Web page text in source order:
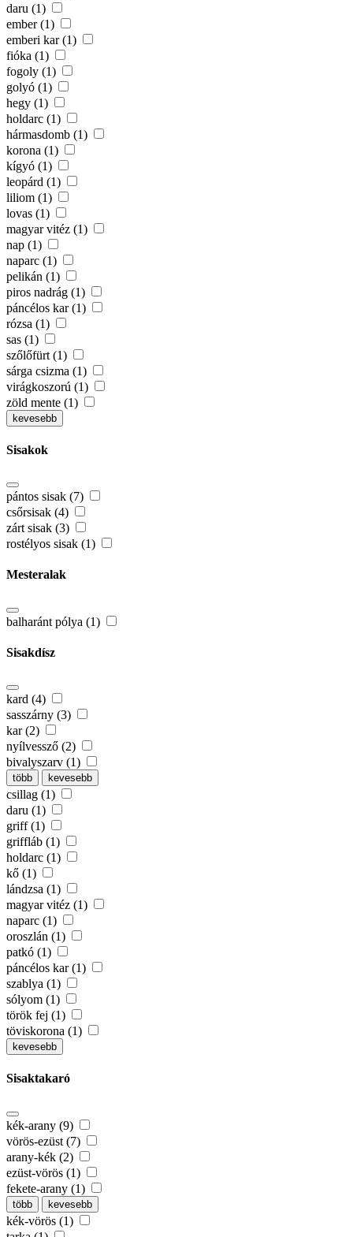
daru (1)
ember (1)
emberi kar (1)
fióka (1)
fogoly (1)
golyó (1)
hegy (1)
holdarc (1)
hármasdomb (1)
korona (1)
kígyó (1)
leopárd (1)
liliom (1)
lovas (1)
magyar vitéz (1)
nap (1)
naparc (1)
pelikán (1)
piros nadrág (1)
páncélos kar (1)
rózsa (1)
sas (1)
szőlőfürt (1)
sárga csizma (1)
virágkoszorú (1)
zöld mente (1)
kevesebb
Sisakok
pántos sisak (7)
csőrsisak (4)
zárt sisak (3)
rostélyos sisak (1)
Mesteralak
balharánt pólya (1)
Sisakdísz
kard (4)
sasszárny (3)
kar (2)
nyílvessző (2)
bivalyszarv (1)
több kevesebb
csillag (1)
daru (1)
griff (1)
griffláb (1)
holdarc (1)
kő (1)
lándzsa (1)
magyar vitéz (1)
naparc (1)
oroszlán (1)
patkó (1)
páncélos kar (1)
szablya (1)
sólyom (1)
török fej (1)
töviskorona (1)
kevesebb
Sisaktakaró
kék-arany (9)
vörös-ezüst (7)
arany-kék (2)
ezüst-vörös (1)
fekete-arany (1)
több kevesebb
kék-vörös (1)